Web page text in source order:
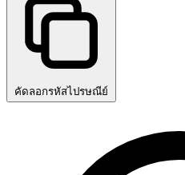
คัดลอกรหัสไปรษณีย์